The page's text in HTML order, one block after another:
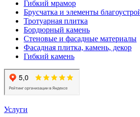
Гибкий мрамор
Брусчатка и элементы
Тротуарная плитка
Бордюрный камень
Стеновые и фасадные материалы
Фасадная плитка, камень, декор
Гибкий камень
Услуги